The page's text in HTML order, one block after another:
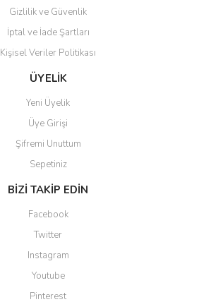
Gizlilik ve Güvenlik
İptal ve İade Şartları
Kişisel Veriler Politikası
ÜYELİK
Yeni Üyelik
Üye Girişi
Şifremi Unuttum
Sepetiniz
BİZİ TAKİP EDİN
Facebook
Twitter
Instagram
Youtube
Pinterest